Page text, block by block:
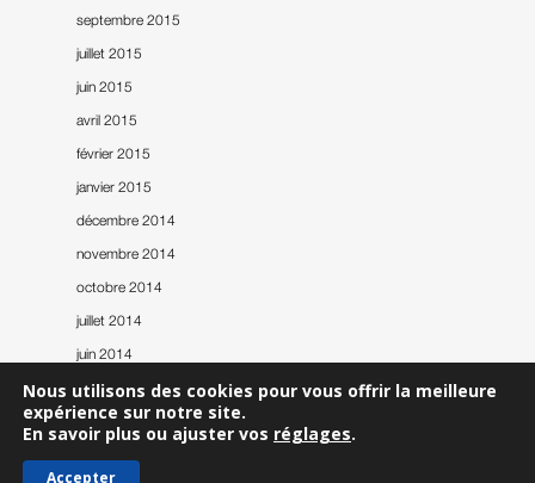
septembre 2015
juillet 2015
juin 2015
avril 2015
février 2015
janvier 2015
décembre 2014
novembre 2014
octobre 2014
juillet 2014
juin 2014
mai 2014
Nous utilisons des cookies pour vous offrir la meilleure
expérience sur notre site.
En savoir plus ou ajuster vos réglages.
Accepter